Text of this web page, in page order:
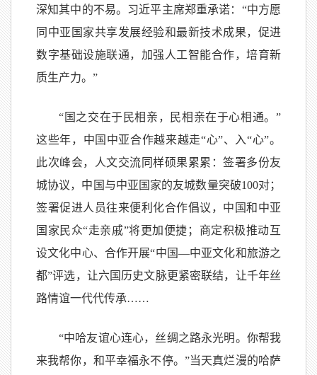
深知其中的不易。习近平主席郑重承诺：“中方愿
同中亚国家共享发展经验和最新技术成果，促进
数字基础设施联通，加强人工智能合作，培育新
质生产力。”
“国之交在于民相亲，民相亲在于心相通。”
这些年，中国中亚合作越来越走“心”、入“心”。
此次峰会，人文交流同样硕果累累：签署多份友
城协议，中国与中亚国家的友城数量突破100对；
签署促进人员往来便利化合作倡议，中国和中亚
国家民众“走亲戚”将更加便捷；商定积极推动互
设文化中心、合作开展“中国—中亚文化和旅游之
都”评选，让六国历史文脉更紧密联结，让千年丝
路情谊一代代传承……
“中哈友谊心连心，丝绸之路永光明。你帮我
来我帮你，和平幸福永不停。”当天真烂漫的哈萨